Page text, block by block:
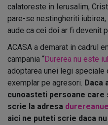
calatoreste in Ierusalim,
pare-se nestingheriti
aude ca cei doi ar fi devenit
ACASA a demarat in cadrul
campania “Durerea nu este
adoptarea unei legi speciale
exemplar pe agresori. Daca
cunoasteti persoane care
scrie la adresa
aici ne puteti scrie daca